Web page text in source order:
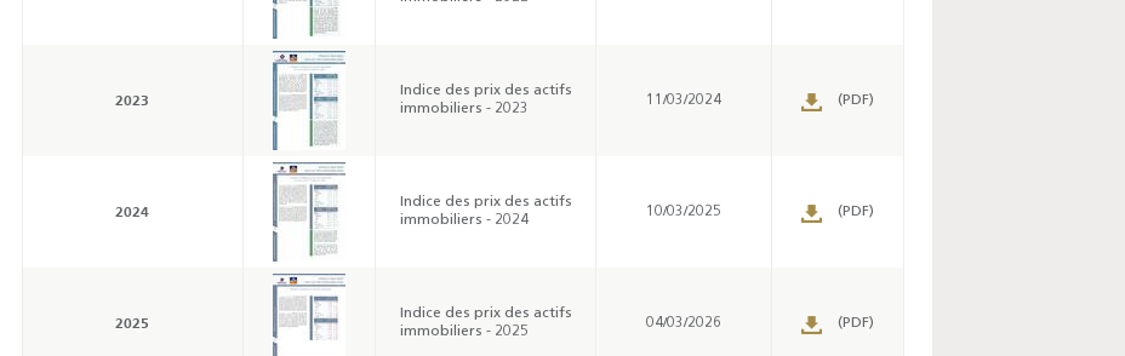
2023
Indice des prix des actifs
immobiliers - 2023
11/03/2024 (PDF)
2024
Indice des prix des actifs
immobiliers - 2024
10/03/2025 (PDF)
2025
Indice des prix des actifs
immobiliers - 2025
04/03/2026 (PDF)